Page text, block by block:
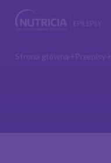
Strona główna Przepisy